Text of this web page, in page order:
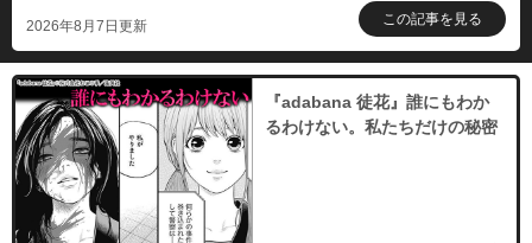
2026年8月7日更新 この記事を見る
『adabana 徒花』誰にもわか
るわけない。私たちだけの秘密